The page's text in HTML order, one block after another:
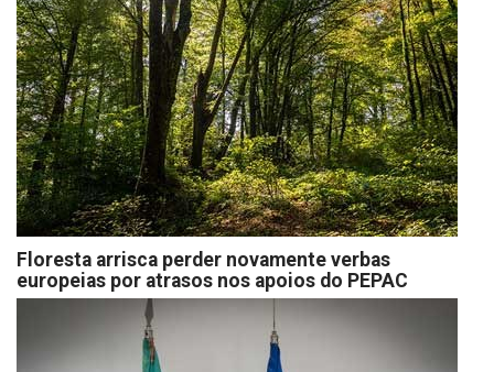
Floresta arrisca perder novamente verbas
europeias por atrasos nos apoios do PEPAC